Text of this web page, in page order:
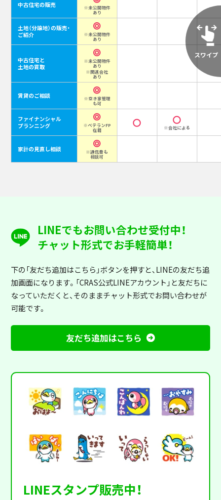
中古住宅の販売
※未公開物件
あり
土地（分譲地）の販売・
ご紹介
※未公開物件
あり
中古住宅と
土地の買取
※未公開物件
あり
※関連会社
あり
賃貸のご相談
※空き家管理
も可
ファイナンシャル
プランニング
※ベテランFP
在籍
※会社による
家計の見直し相談
※通信費も
相談可
LINEでもお問い合わせ受付中！
チャット形式でお手軽簡単！
下の「友だち追加はこちら」ボタンを押すと、LINEの友だち追
加画面になります。「CRAS公式LINEアカウント」と友だちに
なっていただくと、そのままチャット形式でお問い合わせが
可能です。
友だち追加はこちら
LINEスタンプ販売中！